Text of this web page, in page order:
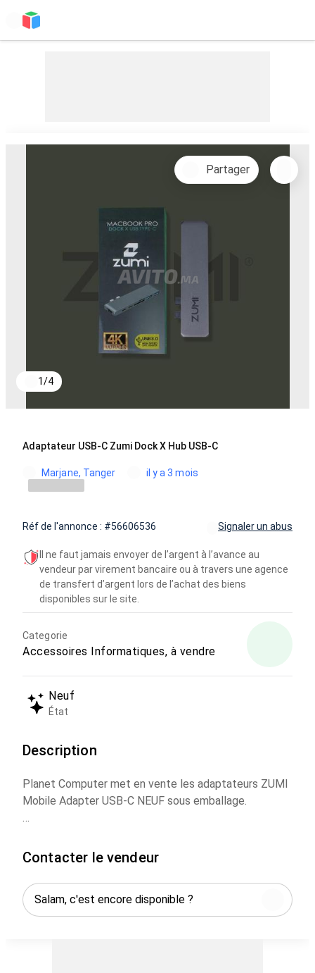
1/4
Partager
Adaptateur USB-C Zumi Dock X Hub USB-C
Marjane, Tanger il y a 3 mois
Réf de l'annonce : #56606536 Signaler un abus
Il ne faut jamais envoyer de l’argent à l’avance au
vendeur par virement bancaire ou à travers une agence
de transfert d’argent lors de l’achat des biens
disponibles sur le site.
Categorie
Accessoires Informatiques, à vendre
Neuf
État
Description
Planet Computer met en vente les adaptateurs ZUMI
Mobile Adapter USB-C NEUF sous emballage.
C - Adaptateur USB C - HDMI - 2x USB-C - Lecteurs
Contacter le vendeur